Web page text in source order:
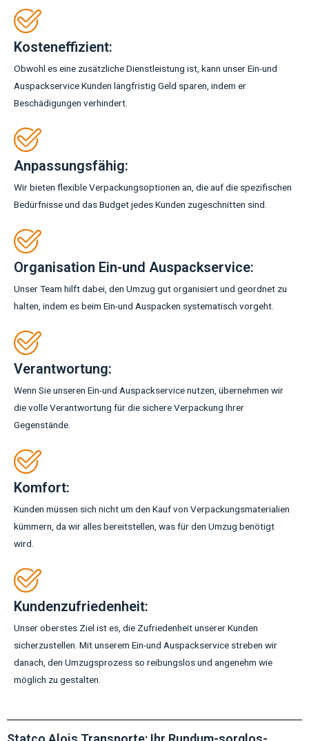
Kosteneffizient:
Obwohl es eine zusätzliche Dienstleistung ist, kann unser Ein-und
Auspackservice Kunden langfristig Geld sparen, indem er
Beschädigungen verhindert.
Anpassungsfähig:
Wir bieten flexible Verpackungsoptionen an, die auf die spezifischen
Bedürfnisse und das Budget jedes Kunden zugeschnitten sind.
Organisation Ein-und Auspackservice:
Unser Team hilft dabei, den Umzug gut organisiert und geordnet zu
halten, indem es beim Ein-und Auspacken systematisch vorgeht.
Verantwortung:
Wenn Sie unseren Ein-und Auspackservice nutzen, übernehmen wir
die volle Verantwortung für die sichere Verpackung Ihrer
Gegenstände.
Komfort:
Kunden müssen sich nicht um den Kauf von Verpackungsmaterialien
kümmern, da wir alles bereitstellen, was für den Umzug benötigt
wird.
Kundenzufriedenheit:
Unser oberstes Ziel ist es, die Zufriedenheit unserer Kunden
sicherzustellen. Mit unserem Ein-und Auspackservice streben wir
danach, den Umzugsprozess so reibungslos und angenehm wie
möglich zu gestalten.